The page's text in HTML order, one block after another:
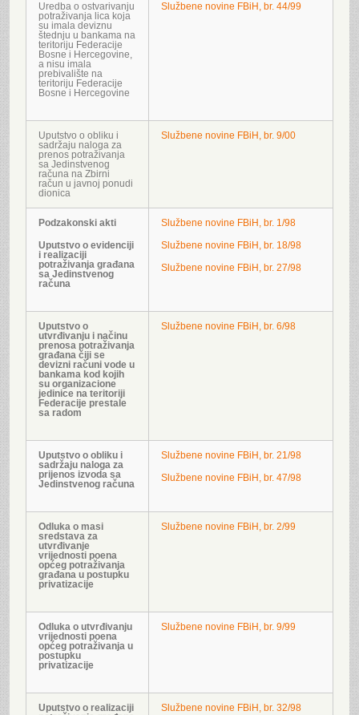
Uredba o ostvarivanju
potraživanja lica koja
su imala deviznu
štednju u bankama na
teritoriju Federacije
Bosne i Hercegovine,
a nisu imala
prebivalište na
teritoriju Federacije
Bosne i Hercegovine
Službene novine FBiH, br. 44/99
Uputstvo o obliku i
sadržaju naloga za
prenos potraživanja
sa Jedinstvenog
računa na Zbirni
račun u javnoj ponudi
dionica
Službene novine FBiH, br. 9/00
Podzakonski akti
Uputstvo o evidenciji
i realizaciji
potraživanja građana
sa Jedinstvenog
računa
Službene novine FBiH, br. 1/98
Službene novine FBiH, br. 18/98
Službene novine FBiH, br. 27/98
Uputstvo o
utvrđivanju i načinu
prenosa potraživanja
građana čiji se
devizni računi vode u
bankama kod kojih
su organizacione
jedinice na teritoriji
Federacije prestale
sa radom
Službene novine FBiH, br. 6/98
Uputstvo o obliku i
sadržaju naloga za
prijenos izvoda sa
Jedinstvenog računa
Službene novine FBiH, br. 21/98
Službene novine FBiH, br. 47/98
Odluka o masi
sredstava za
utvrđivanje
vrijednosti poena
općeg potraživanja
građana u postupku
privatizacije
Službene novine FBiH, br. 2/99
Odluka o utvrđivanju
vrijednosti poena
općeg potraživanja u
postupku
privatizacije
Službene novine FBiH, br. 9/99
Uputstvo o realizaciji
Službene novine FBiH, br. 32/98